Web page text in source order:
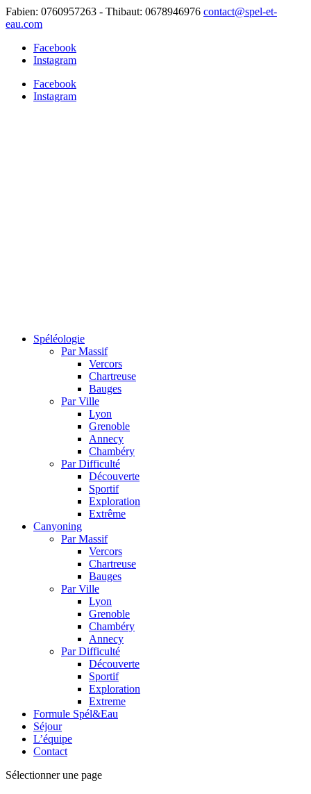
Fabien: 0760957263 - Thibaut: 0678946976 contact@spel-et-
eau.com
Facebook
Instagram
Facebook
Instagram
Spéléologie
Par Massif
Vercors
Chartreuse
Bauges
Par Ville
Lyon
Grenoble
Annecy
Chambéry
Par Difficulté
Découverte
Sportif
Exploration
Extrême
Canyoning
Par Massif
Vercors
Chartreuse
Bauges
Par Ville
Lyon
Grenoble
Chambéry
Annecy
Par Difficulté
Découverte
Sportif
Exploration
Extreme
Formule Spél&Eau
Séjour
L’équipe
Contact
Sélectionner une page